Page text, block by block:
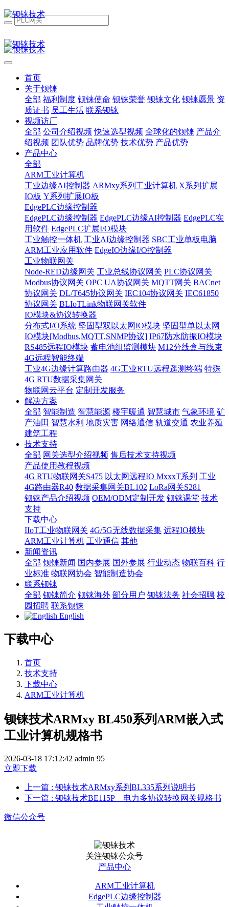
首页
关于钡铼
全部 福利制度 钡铼使命 钡铼荣誉 钡铼文化 钡铼愿景 资
质证书 员工生活 联系钡铼
视频访厂
全部 公司介绍视频 快速选型视频 全球化的钡铼 产品介
绍视频 团队优势 品牌优势 技术优势 产品优势
产品中心
全部
ARM工业计算机
工业边缘AI控制器 ARMxy系列工业计算机 X系列扩展
IO板 Y系列扩展IO板
EdgePLC边缘控制器
EdgePLC边缘控制器 EdgePLC边缘AI控制器 EdgePLC实
用软件 EdgePLC扩展I/O模块
工业触控一体机 工业AI边缘控制器 SBC工业单板电脑
ARM工业应用软件 EdgeIO边缘I/O控制器
工业物联网关
Node-RED边缘网关 工业总线协议网关 PLC协议网关
Modbus协议网关 OPC UA协议网关 MQTT网关 BACnet
协议网关 DL/T645协议网关 IEC104协议网关 IEC61850
协议网关 BLIoTLink物联网关软件
IO模块&协议转换器
分布式I/O系统 坚固型双以太网IO模块 坚固型单以太网
IO模块[Modbus,MQTT,SNMP协议] IP67防水防振IO模块
RS485远程IO模块 蓄电池组监测模块 M12分线盒与线束
4G远程智能终端
工业4G边缘计算路由器 4G工业RTU远程遥测终端 特殊
4G RTU数据采集网关
物联网云平台 定制开发服务
解决方案
全部 智能制造 智慧能源 楼宇暖通 智慧城市 气象环境 矿
产油田 智慧水利 地质灾害 网络通信 轨道交通 农业养殖
建筑工程
技术支持
全部 网关选型介绍视频 售后技术支持视频
产品使用教程视频
4G RTU物联网关S475 以太网远程IO MxxxT系列 工业
4G路由器R40 数据采集网关BL102 LoRa网关S281
钡铼产品介绍视频 OEM/ODM定制开发 钡铼课堂 技术
支持
下载中心
IIoT工业物联网关 4G/5G无线数据采集 远程IO模块
ARM工业计算机 工业通信 其他
新闻资讯
全部 钡铼新闻 国内参展 国外参展 行业动态 物联百科 行
业标准 物联网协会 智能制造协会
联系钡铼
全部 钡铼简介 钡铼海外 部分用户 钡铼法务 社会招聘 校
园招聘 联系钡铼
English
下载中心
首页
技术支持
下载中心
ARM工业计算机
钡铼技术ARMxy BL450系列ARM嵌入式
工业计算机规格书
2026-03-18 17:12:42 admin 95
立即下载
上一篇 : 钡铼技术ARMxy系列BL335系列说明书
下一篇 : 钡铼技术BE115P__电力多协议转换网关规格书
微信公众号
关注钡铼公众号
产品中心
ARM工业计算机
EdgePLC边缘控制器